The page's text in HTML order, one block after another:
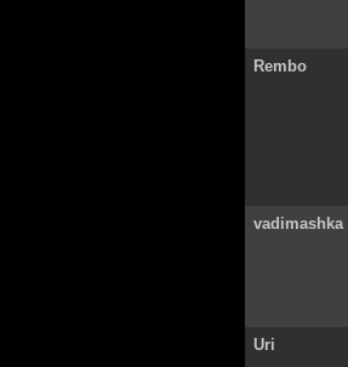
Rembo
vadimashka
Uri